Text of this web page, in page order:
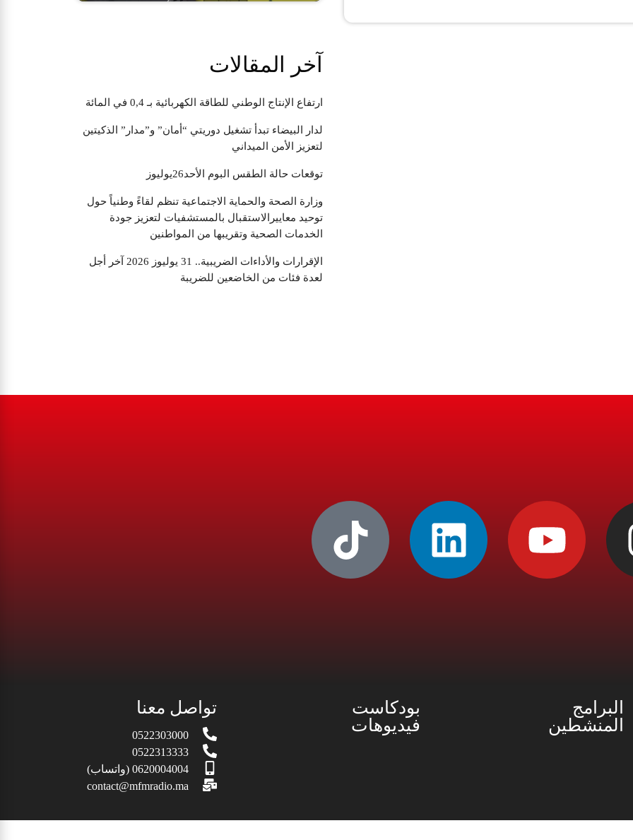
آخر المقالات
ارتفاع الإنتاج الوطني للطاقة الكهربائية بـ 0,4 في المائة
لدار البيضاء تبدأ تشغيل دوريتي “أمان” و”مدار” الذكيتين
لتعزيز الأمن الميداني
توقعات حالة الطقس البوم الأحد26يوليوز
وزارة الصحة والحماية الاجتماعية تنظم لقاءً وطنياً حول
توحيد معاييرالاستقبال بالمستشفيات لتعزيز جودة
الخدمات الصحية وتقريبها من المواطنين
الإقرارات والأداءات الضريبية.. 31 يوليوز 2026 آخر أجل
لعدة فئات من الخاضعين للضريبة
البرامج
المنشطين
بودكاست
فيديوهات
تواصل معنا
0522303000
0522313333
0620004004 (واتساب)
contact@mfmradio.ma